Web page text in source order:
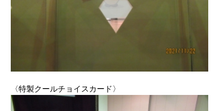
〈特製クールチョイスカード〉